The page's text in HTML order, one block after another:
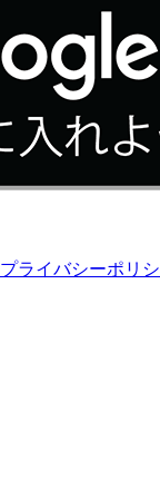
プライバシーポリシ